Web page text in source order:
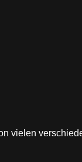
vielen